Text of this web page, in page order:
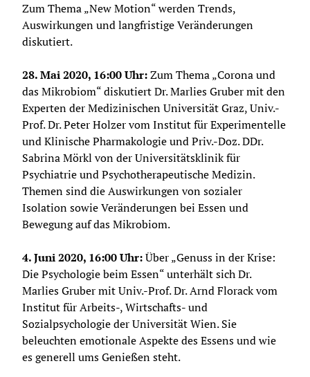
Zum Thema „New Motion“ werden Trends,
Auswirkungen und langfristige Veränderungen
diskutiert.
28. Mai 2020, 16:00 Uhr: Zum Thema „Corona und
das Mikrobiom“ diskutiert Dr. Marlies Gruber mit den
Experten der Medizinischen Universität Graz, Univ.-
Prof. Dr. Peter Holzer vom Institut für Experimentelle
und Klinische Pharmakologie und Priv.-Doz. DDr.
Sabrina Mörkl von der Universitätsklinik für
Psychiatrie und Psychotherapeutische Medizin.
Themen sind die Auswirkungen von sozialer
Isolation sowie Veränderungen bei Essen und
Bewegung auf das Mikrobiom.
4. Juni 2020, 16:00 Uhr: Über „Genuss in der Krise:
Die Psychologie beim Essen“ unterhält sich Dr.
Marlies Gruber mit Univ.-Prof. Dr. Arnd Florack vom
Institut für Arbeits-, Wirtschafts- und
Sozialpsychologie der Universität Wien. Sie
beleuchten emotionale Aspekte des Essens und wie
es generell ums Genießen steht.